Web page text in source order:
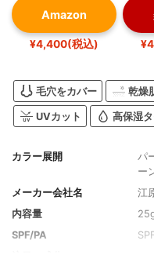
Amazon
¥4,400(税込)
毛穴をカバー 乾燥
UVカット 高保湿
カラー展開
パ
ー
メーカー会社名
江
内容量
SPF/PA